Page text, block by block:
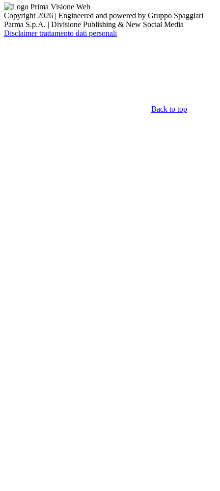
Copyright 2026 | Engineered and powered by Gruppo Spaggiari
Parma S.p.A. | Divisione Publishing & New Social Media
Disclaimer trattamento dati personali
Back to top